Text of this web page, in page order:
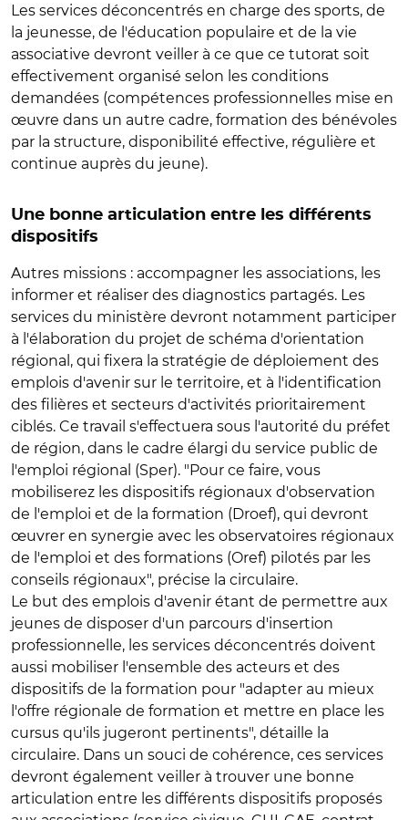
Les services déconcentrés en charge des sports, de
la jeunesse, de l'éducation populaire et de la vie
associative devront veiller à ce que ce tutorat soit
effectivement organisé selon les conditions
demandées (compétences professionnelles mise en
œuvre dans un autre cadre, formation des bénévoles
par la structure, disponibilité effective, régulière et
continue auprès du jeune).
Une bonne articulation entre les différents
dispositifs
Autres missions : accompagner les associations, les
informer et réaliser des diagnostics partagés. Les
services du ministère devront notamment participer
à l'élaboration du projet de schéma d'orientation
régional, qui fixera la stratégie de déploiement des
emplois d'avenir sur le territoire, et à l'identification
des filières et secteurs d'activités prioritairement
ciblés. Ce travail s'effectuera sous l'autorité du préfet
de région, dans le cadre élargi du service public de
l'emploi régional (Sper). "Pour ce faire, vous
mobiliserez les dispositifs régionaux d'observation
de l'emploi et de la formation (Droef), qui devront
œuvrer en synergie avec les observatoires régionaux
de l'emploi et des formations (Oref) pilotés par les
conseils régionaux", précise la circulaire.
Le but des emplois d'avenir étant de permettre aux
jeunes de disposer d'un parcours d'insertion
professionnelle, les services déconcentrés doivent
aussi mobiliser l'ensemble des acteurs et des
dispositifs de la formation pour "adapter au mieux
l'offre régionale de formation et mettre en place les
cursus qu'ils jugeront pertinents", détaille la
circulaire. Dans un souci de cohérence, ces services
devront également veiller à trouver une bonne
articulation entre les différents dispositifs proposés